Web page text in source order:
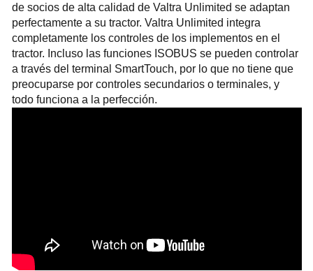
de socios de alta calidad de Valtra Unlimited se adaptan
perfectamente a su tractor. Valtra Unlimited integra
completamente los controles de los implementos en el
tractor. Incluso las funciones ISOBUS se pueden controlar
a través del terminal SmartTouch, por lo que no tiene que
preocuparse por controles secundarios o terminales, y
todo funciona a la perfección.